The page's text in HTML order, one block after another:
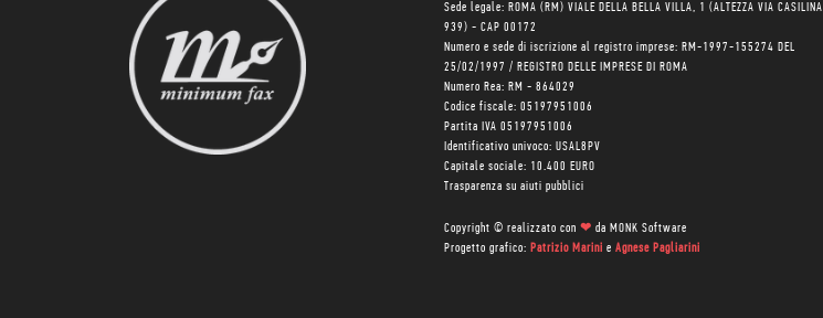
Sede legale: ROMA (RM) VIALE DELLA BELLA VILLA, 1 (ALTEZZA VIA CASILINA
939) - CAP 00172
Numero e sede di iscrizione al registro imprese: RM-1997-155274 DEL
25/02/1997 / REGISTRO DELLE IMPRESE DI ROMA
Numero Rea: RM - 864029
Codice fiscale: 05197951006
Partita IVA 05197951006
Identificativo univoco: USAL8PV
Capitale sociale: 10.400 EURO
Trasparenza su aiuti pubblici
Copyright © realizzato con ❤ da MONK Software
Progetto grafico: Patrizio Marini e Agnese Pagliarini